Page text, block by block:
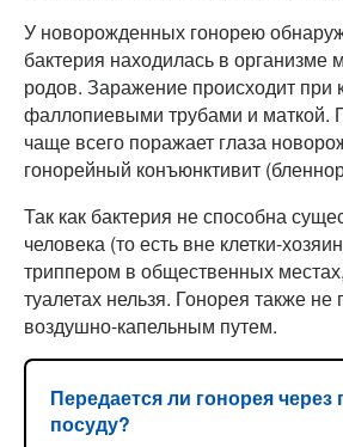
У новорожденных гонорею
бактерия находилась в организме
родов. Заражение происходит при
фаллопиевыми трубами и маткой.
чаще всего поражает глаза
гонорейный конъюнктивит
Так как бактерия не способна
человека (то есть вне клетки-
триппером в общественных
туалетах нельзя. Гонорея также не
воздушно-капельным путем.
Передается ли гонорея через
посуду?